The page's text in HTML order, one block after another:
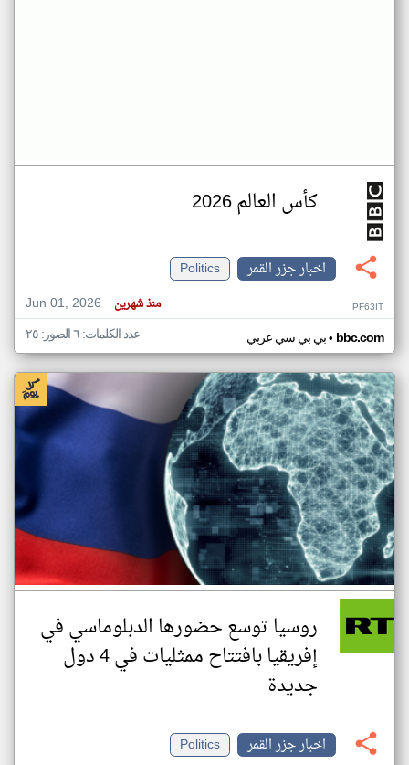
كأس العالم 2026
اخبار جزر القمر
Politics
Jun 01, 2026
منذ شهرين PF63IT
بي بي سي عربي• bbc.com عدد الكلمات: ٦ الصور: ٢٥
روسيا توسع حضورها الدبلوماسي في
إفريقيا بافتتاح ممثليات في 4 دول
جديدة
اخبار جزر القمر
Politics